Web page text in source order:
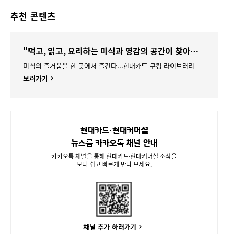
추천 콘텐츠
"먹고, 읽고, 요리하는 미식과 영감의 공간이 찾아옵니다"
미식의 즐거움을 한 곳에서 즐긴다...현대카드 쿠킹 라이브러리
보러가기
현대카드·현대커머셜
뉴스룸 카카오톡 채널 안내
카카오톡 채널을 통해 현대카드∙현대커머셜 소식을
보다 쉽고 빠르게 만나 보세요.
채널 추가 하러가기